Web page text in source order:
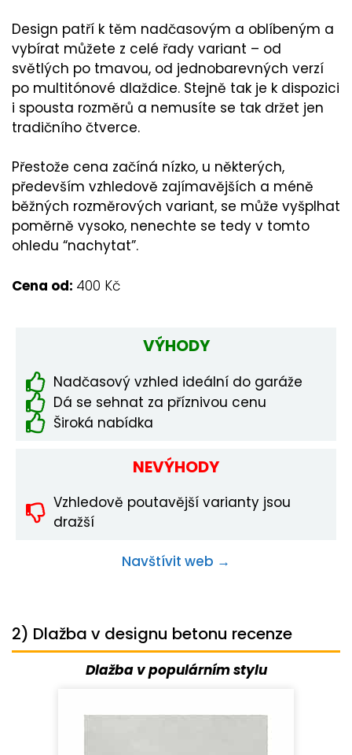
Design patří k těm nadčasovým a oblíbeným a
vybírat můžete z celé řady variant – od
světlých po tmavou, od jednobarevných verzí
po multitónové dlaždice. Stejně tak je k dispozici
i spousta rozměrů a nemusíte se tak držet jen
tradičního čtverce.
Přestože cena začíná nízko, u některých,
především vzhledově zajímavějších a méně
běžných rozměrových variant, se může vyšplhat
poměrně vysoko, nenechte se tedy v tomto
ohledu “nachytat”.
Cena od: 400 Kč
VÝHODY
Nadčasový vzhled ideální do garáže
Dá se sehnat za příznivou cenu
Široká nabídka
NEVÝHODY
Vzhledově poutavější varianty jsou
dražší
Navštívit web →
2) Dlažba v designu betonu recenze
Dlažba v populárním stylu